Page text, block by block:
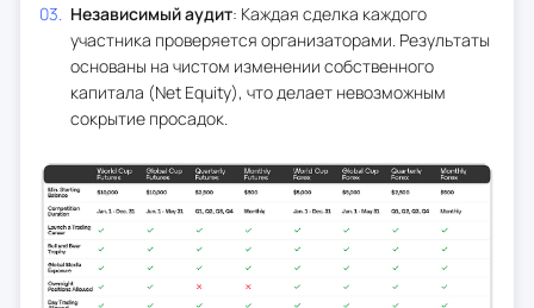
Независимый аудит: Каждая сделка каждого
участника проверяется организаторами. Результаты
основаны на чистом изменении собственного
капитала (Net Equity), что делает невозможным
сокрытие просадок.